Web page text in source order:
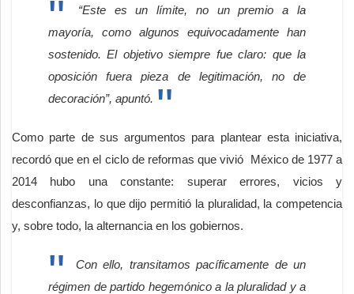
“Este es un límite, no un premio a la
mayoría, como algunos equivocadamente han
sostenido. El objetivo siempre fue claro: que la
oposición fuera pieza de legitimación, no de
decoración”, apuntó.
Como parte de sus argumentos para plantear esta iniciativa,
recordó que en el ciclo de reformas que vivió México de 1977 a
2014 hubo una constante: superar errores, vicios y
desconfianzas, lo que dijo permitió la pluralidad, la competencia
y, sobre todo, la alternancia en los gobiernos.
Con ello, transitamos pacíficamente de un
régimen de partido hegemónico a la pluralidad y a